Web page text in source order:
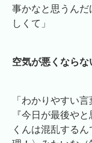
事かなと思うん
しくて」
空気が悪くならな
「わかりやすい
『今日が最後や
くんは混乱する